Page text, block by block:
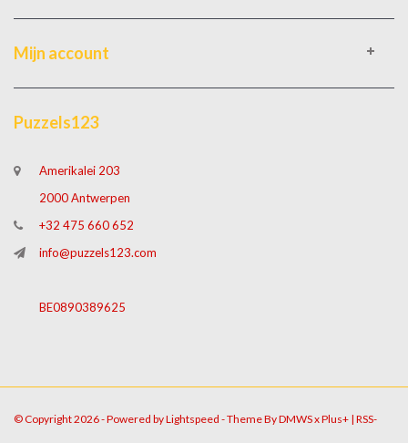
Mijn account
Puzzels123
Amerikalei 203
2000 Antwerpen
+32 475 660 652
info@puzzels123.com
BE0890389625
© Copyright 2026 - Powered byLightspeed - Theme ByDMWSxPlus+ | RSS-